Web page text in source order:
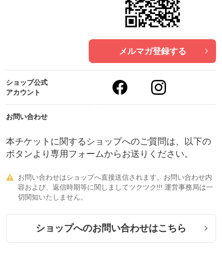
メルマガ登録する
ショップ公式
アカウント
お問い合わせ
本チケットに関するショップへのご質問は、以下の
ボタンより専用フォームからお送りください。

お問い合わせはショップへ直接送信されます。お問い合わせ内
容および、返信時期等に関しましてツクツク!!! 運営事務局は一
切関知いたしません。
ショップへのお問い合わせはこちら